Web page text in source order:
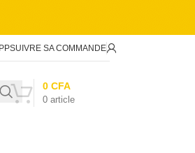
SUIVRE SA COMMANDE
0 article
0 CFA